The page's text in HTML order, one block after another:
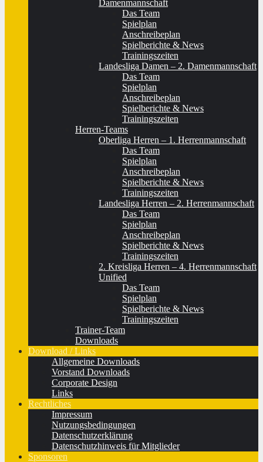
Damenmannschaft
Das Team
Spielplan
Anschreibeplan
Spielberichte & News
Trainingszeiten
Landesliga Damen – 2. Damenmannschaft
Das Team
Spielplan
Anschreibeplan
Spielberichte & News
Trainingszeiten
Herren-Teams
Oberliga Herren – 1. Herrenmannschaft
Das Team
Spielplan
Anschreibeplan
Spielberichte & News
Trainingszeiten
Landesliga Herren – 2. Herrenmannschaft
Das Team
Spielplan
Anschreibeplan
Spielberichte & News
Trainingszeiten
2. Kreisliga Herren – 4. Herrenmannschaft
Unified
Das Team
Spielplan
Spielberichte & News
Trainingszeiten
Trainer-Team
Downloads
Download / Links
Allgemeine Downloads
Vorstand Downloads
Corporate Design
Links
Rechtliches
Impressum
Nutzungsbedingungen
Datenschutzerklärung
Datenschutzhinweis für Mitglieder
Sponsoren